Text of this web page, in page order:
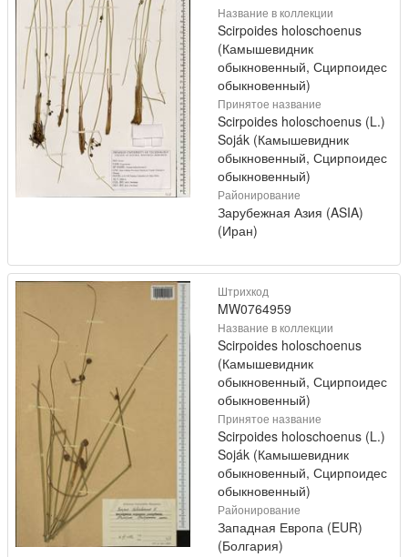
Название в коллекции
Scirpoides holoschoenus
(Камышевидник
обыкновенный, Сцирпоидес
обыкновенный)
Принятое название
Scirpoides holoschoenus (L.)
Soják (Камышевидник
обыкновенный, Сцирпоидес
обыкновенный)
Районирование
Зарубежная Азия (ASIA)
(Иран)
Штрихкод
MW0764959
Название в коллекции
Scirpoides holoschoenus
(Камышевидник
обыкновенный, Сцирпоидес
обыкновенный)
Принятое название
Scirpoides holoschoenus (L.)
Soják (Камышевидник
обыкновенный, Сцирпоидес
обыкновенный)
Районирование
Западная Европа (EUR)
(Болгария)